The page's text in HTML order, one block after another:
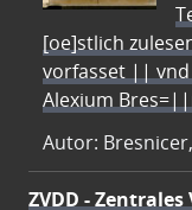
[oe]stlich
vorfasset ||
Alexium
Autor:
ZVDD -